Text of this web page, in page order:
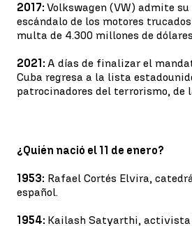
2017: Volkswagen (VW) admite
escándalo de los motores
multa de 4.300 millones de
2021: A días de finalizar el
Cuba regresa a la lista
patrocinadores del terrorismo, de
¿Quién nació el 11 de enero?
1953: Rafael Cortés Elvira,
español.
1954: Kailash Satyarthi, activista